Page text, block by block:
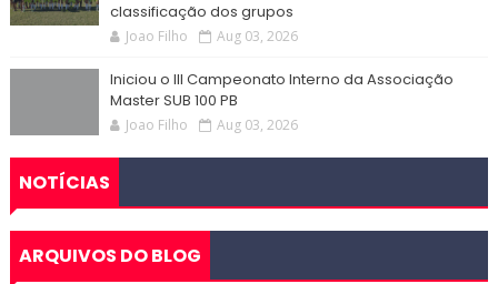
classificação dos grupos
Joao Filho Aug 03, 2026
Iniciou o III Campeonato Interno da Associação
Master SUB 100 PB
Joao Filho Aug 03, 2026
NOTÍCIAS
ARQUIVOS DO BLOG